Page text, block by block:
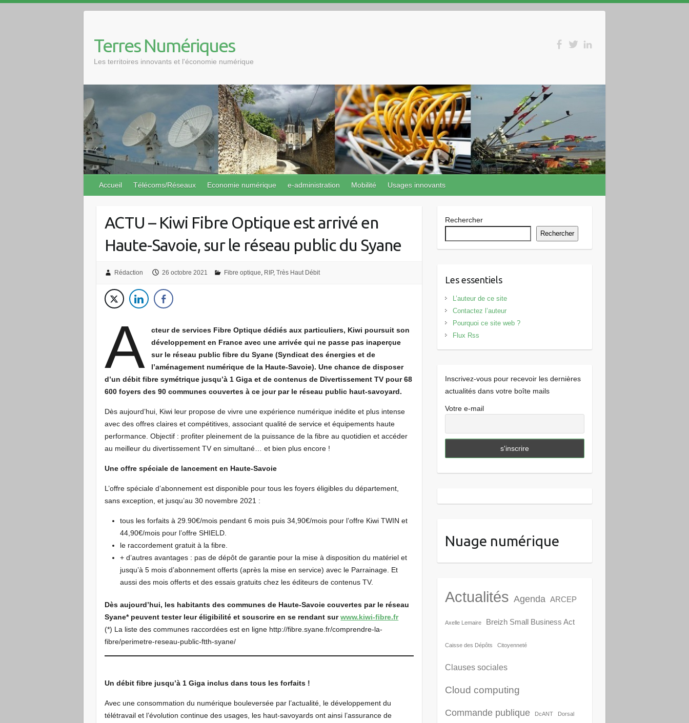
Terres Numériques
Les territoires innovants et l'économie numérique
Accueil Télécoms/Réseaux Economie numérique e-administration Mobilité Usages innovants
ACTU – Kiwi Fibre Optique est arrivé en
Haute-Savoie, sur le réseau public du Syane
Rédaction 26 octobre 2021 Fibre optique RIP, Très Haut Débit
A
cteur de services Fibre Optique dédiés aux particuliers, Kiwi poursuit son
développement en France avec une arrivée qui ne passe pas inaperçue
sur le réseau public fibre du Syane (Syndicat des énergies et de
l’aménagement numérique de la Haute-Savoie). Une chance de disposer
d’un débit fibre symétrique jusqu’à 1 Giga et de contenus de Divertissement TV pour 68
600 foyers des 90 communes couvertes à ce jour par le réseau public haut-savoyard.
Dès aujourd’hui, Kiwi leur propose de vivre une expérience numérique inédite et plus intense
avec des offres claires et compétitives, associant qualité de service et équipements haute
performance. Objectif : profiter pleinement de la puissance de la fibre au quotidien et accéder
au meilleur du divertissement TV en simultané… et bien plus encore !
Une offre spéciale de lancement en Haute-Savoie
L’offre spéciale d’abonnement est disponible pour tous les foyers éligibles du département,
sans exception, et jusqu’au 30 novembre 2021 :
tous les forfaits à 29.90€/mois pendant 6 mois puis 34,90€/mois pour l’offre Kiwi TWIN et
44,90€/mois pour l’offre SHIELD.
le raccordement gratuit à la fibre.
+ d’autres avantages : pas de dépôt de garantie pour la mise à disposition du matériel et
jusqu’à 5 mois d’abonnement offerts (après la mise en service) avec le Parrainage. Et
aussi des mois offerts et des essais gratuits chez les éditeurs de contenus TV.
Dès aujourd’hui, les habitants des communes de Haute-Savoie couvertes par le réseau
Syane* peuvent tester leur éligibilité et souscrire en se rendant surwww.kiwi-fibre.fr
(*) La liste des communes raccordées est en ligne http://fibre.syane.fr/comprendre-la-
fibre/perimetre-reseau-public-ftth-syane/
Un débit fibre jusqu’à 1 Giga inclus dans tous les forfaits !
Avec une consommation du numérique bouleversée par l’actualité, le développement du
télétravail et l’évolution continue des usages, les haut-savoyards ont ainsi l’assurance de
Rechercher
Rechercher
Les essentiels
L’auteur de ce site
Contactez l’auteur
Pourquoi ce site web ?
Flux Rss
Inscrivez-vous pour recevoir les dernières
actualités dans votre boîte mails
Votre e-mail
Nuage numérique
Actualités Agenda ARCEP
Axelle Lemaire Breizh Small Business Act
Caisse des Dépôts Citoyenneté
Clauses sociales
Cloud computing
Commande publique DcANT Dorsal